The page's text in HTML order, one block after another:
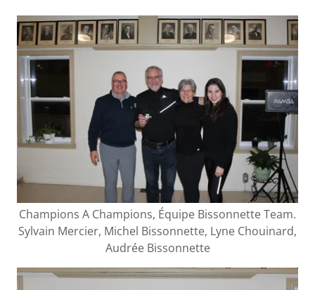
Champions A Champions, Équipe Bissonnette Team.
Sylvain Mercier, Michel Bissonnette, Lyne Chouinard,
Audrée Bissonnette